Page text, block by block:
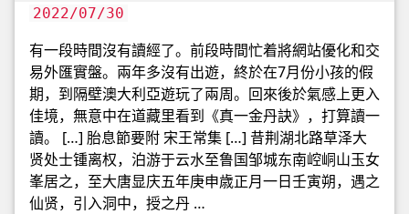
2022/07/30
有一段時間沒有讀經了。前段時間忙着將網站優化和交
易外匯實盤。兩年多沒有出遊，終於在7月份小孩的假
期，到隔壁澳大利亞遊玩了兩周。回來後於氣感上更入
佳境，無意中在道藏里看到《真一金丹訣》，打算讀一
讀。 […] 胎息節要附 宋王常集 […] 昔荆湖北路草泽大
贤处士锺离权，泊游于云水至鲁国邹城东南崆峒山玉女
峯居之，至大唐显庆五年庚申歳正月一日壬寅朔，遇之
仙贤，引入洞中，授之丹 …